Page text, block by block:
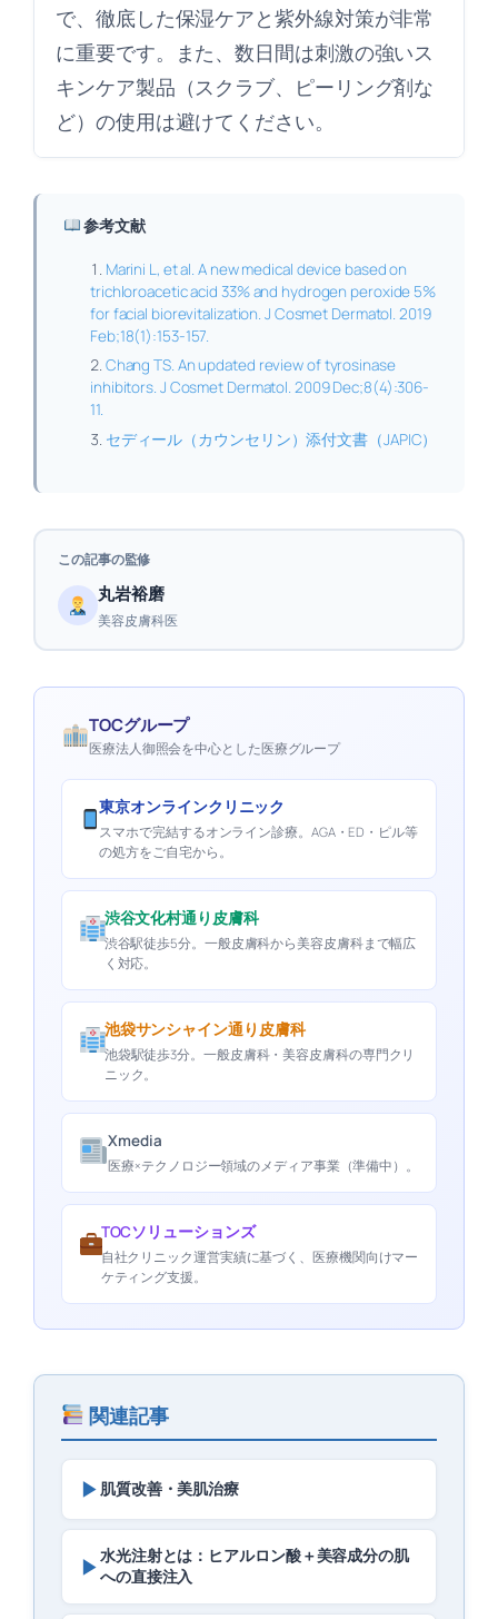
で、徹底した保湿ケアと紫外線対策が非常
に重要です。また、数日間は刺激の強いス
キンケア製品（スクラブ、ピーリング剤な
ど）の使用は避けてください。
参考文献
Marini L, et al. A new medical device based on
trichloroacetic acid 33% and hydrogen peroxide 5%
for facial biorevitalization. J Cosmet Dermatol. 2019
Feb;18(1):153-157.
Chang TS. An updated review of tyrosinase
inhibitors. J Cosmet Dermatol. 2009 Dec;8(4):306-
11.
セディール（カウンセリン）添付文書（JAPIC）
この記事の監修
丸岩裕磨
美容皮膚科医
TOCグループ
医療法人御照会を中心とした医療グループ
東京オンラインクリニック
スマホで完結するオンライン診療。AGA・ED・ピル等
の処方をご自宅から。
渋谷文化村通り皮膚科
渋谷駅徒歩5分。一般皮膚科から美容皮膚科まで幅広
く対応。
池袋サンシャイン通り皮膚科
池袋駅徒歩3分。一般皮膚科・美容皮膚科の専門クリ
ニック。
Xmedia
医療×テクノロジー領域のメディア事業（準備中）。
TOCソリューションズ
自社クリニック運営実績に基づく、医療機関向けマー
ケティング支援。
関連記事
▶ 肌質改善・美肌治療
▶水光注射とは：ヒアルロン酸＋美容成分の肌
への直接注入